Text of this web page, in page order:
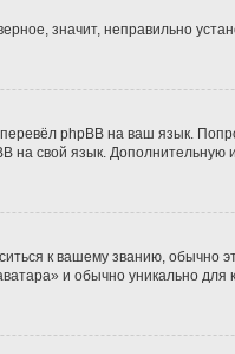
значит, неправильно
phpBB на ваш язык.
на свой язык.
к вашему званию, обычно
и обычно уникально для